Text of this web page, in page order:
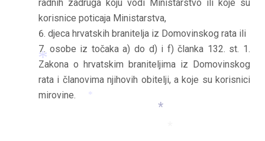
radnih zadruga koju vodi Ministarstvo ili koje su
korisnice poticaja Ministarstva,
djeca hrvatskih branitelja iz Domovinskog rata ili
osobe iz točaka a) do d) i f) članka 132. st. 1.
Zakona o hrvatskim braniteljima iz Domovinskog
rata i članovima njihovih obitelji, a koje su korisnici
mirovine.